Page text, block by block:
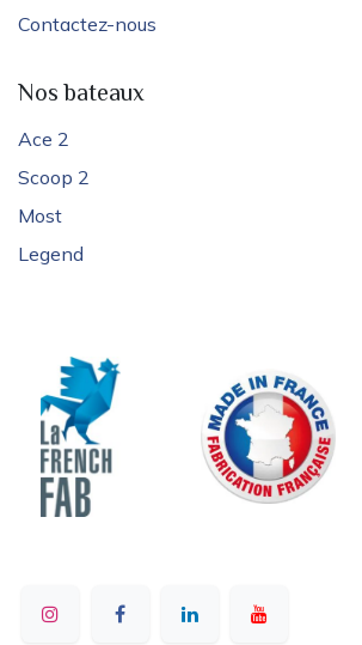
Contactez-nous
Nos bateaux
Ace 2
Scoop 2
Most
Legend